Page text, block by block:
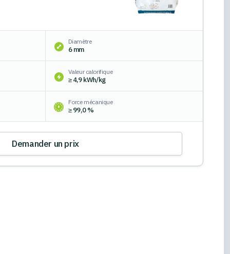
Diamètre
6 mm
Valeur calorifique
≥ 4,9 kWh/kg
Force mécanique
≥ 99,0 %
Demander un prix